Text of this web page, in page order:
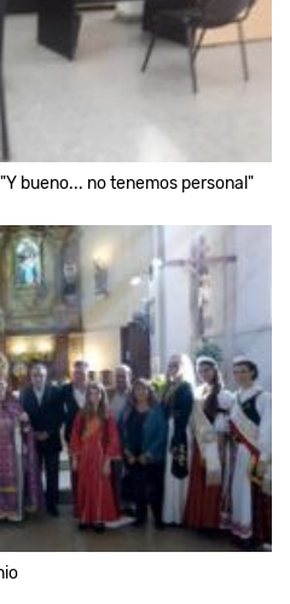
bueno... no tenemos personal"